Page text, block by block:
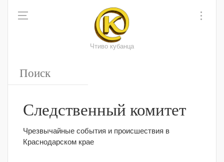
Чтиво кубанца
Следственный комитет
Чрезвычайные события и происшествия в
Краснодарском крае